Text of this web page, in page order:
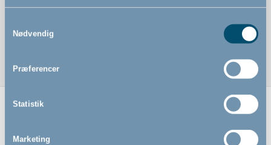
Nødvendig
Præferencer
Statistik
Marketing